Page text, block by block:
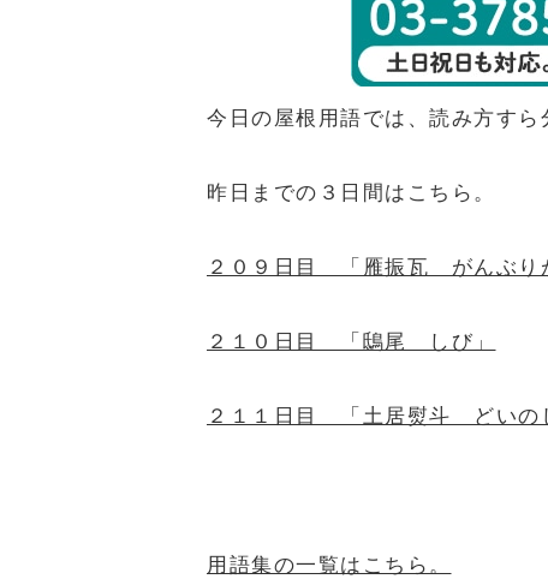
今日の屋根用語では、読み方すら
昨日までの３日間はこちら。
２０９日目 「雁振瓦 がんぶり
２１０日目 「鴟尾 しび」
２１１日目 「土居熨斗 どいの
用語集の一覧はこちら。